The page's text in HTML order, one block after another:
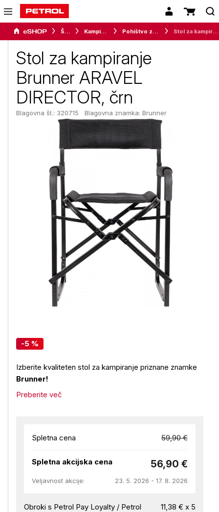
Šport Kampiranje Pohištvo za kampiranje
Stol za kampiranje
Brunner ARAVEL
DIRECTOR, črn
Blagovna št.: 320715 Blagovna znamka: Brunner
-5 %
Izberite kvaliteten stol za kampiranje priznane znamke
Brunner!
Preberite več
Spletna cena 59,90 €
Spletna akcijska cena 56,90 €
Veljavnost akcije: 23. 5. 2026 - 17. 8. 2026
Obroki s Petrol Pay Loyalty / Petrol
11,38 € x 5